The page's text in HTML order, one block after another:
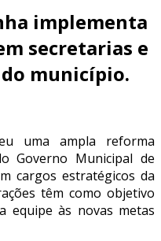
implementa
secretarias e
município.
uma ampla reforma
Governo Municipal de
cargos estratégicos da
têm como objetivo
equipe às novas metas